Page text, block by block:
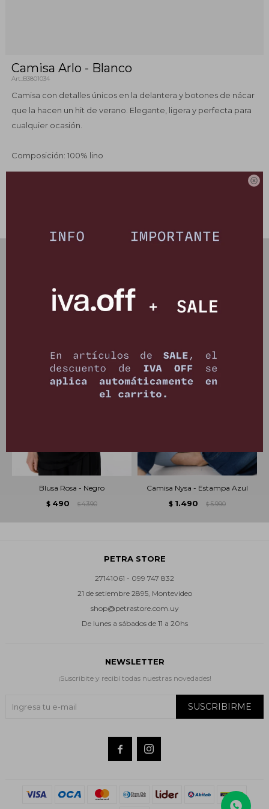

Camisa Arlo - Blanco
B3801034
Camisa con detalles únicos en la delantera y botones de nácar
que la hacen un hit de verano. Elegante, ligera y perfecta para
cualquier ocasión.
Composición: 100% lino
Blusa Rosa - Negro
$ 490 $ 4.390
Camisa Nysa - Estampa Azul
$ 1.490 $ 5.990
PETRA STORE
27141061 - 099 747 832
21 de setiembre 2895, Montevideo
shop@petrastore.com.uy
De lunes a sábados de 11 a 20hs
NEWSLETTER
¡Suscribite y recibí todas nuestras novedades!
SUSCRIBIRME
 